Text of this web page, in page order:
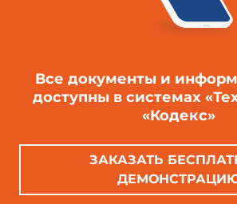
Все документы и
доступны в системах
«Кодекс»
ЗАКАЗАТЬ